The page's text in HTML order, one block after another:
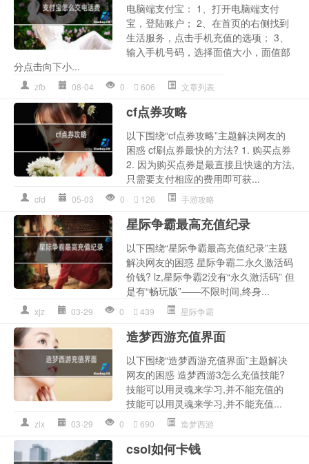
电脑端支付宝： 1、打开电脑端支付
宝，登陆账户； 2、在首页的右侧找到
生活服务，点击手机充值的选项； 3、
输入手机号码，选择面值大小，面值部
分点击向下小...
zfb 08-04 0 606 文章列表
cf点券攻略
以下围绕“cf点券攻略”主题解决网友的
困惑 cf刷点券最快的方法? 1. 购买点券
2. 因为购买点券是最直接且快速的方法,
只需要支付相应的费用即可获...
cfd 05-03 0 126 手游攻略
星际争霸最高充值纪录
以下围绕“星际争霸最高充值纪录”主题
解决网友的困惑 星际争霸二永久激活码
价钱? lz,星际争霸2没有“永久激活码” 但
是有“畅玩版”——不限时间,终身...
xjz 03-29 0 439 星际争霸
造梦西游充值界面
以下围绕“造梦西游充值界面”主题解决
网友的困惑 造梦西游3怎么充值技能?
技能可以用灵魂来学习,并不能充值的
技能可以用灵魂来学习,并不能充值...
zlx 03-29 0 690 造梦西游
csol如何卡钱